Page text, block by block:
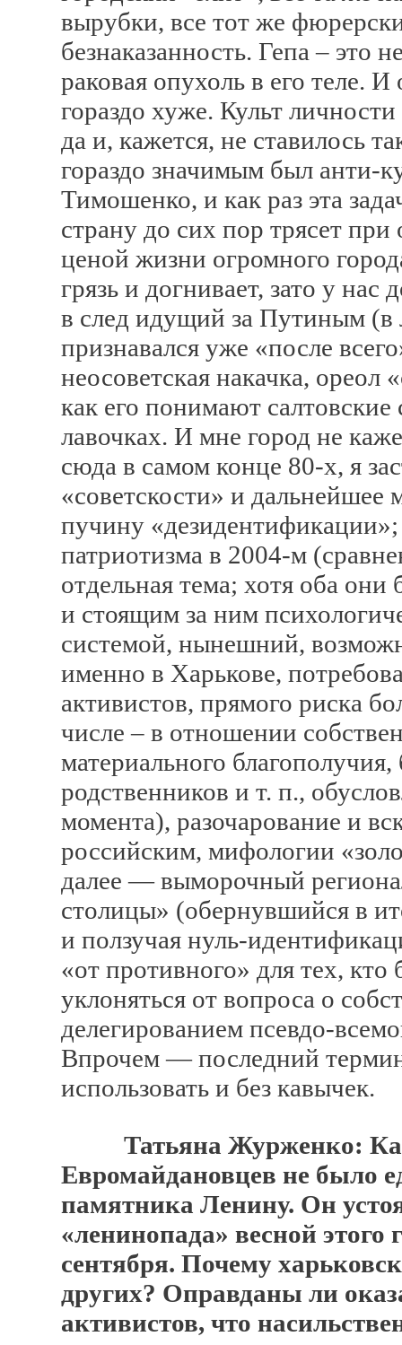
вырубки, все тот же
безнаказанность. Гепа – это
раковая опухоль в его теле.
гораздо хуже. Культ
да и, кажется, не ставилось
гораздо значимым был анти-
Тимошенко, и как раз эта
страну до сих пор трясет
ценой жизни огромного
грязь и догнивает, зато у
в след идущий за Путиным
признавался уже «после
неосоветская накачка, ореол
как его понимают
лавочках. И мне город не
сюда в самом конце 80-х, я
«советскости» и дальнейшее
пучину
патриотизма в 2004-м
отдельная тема; хотя оба
и стоящим за ним
системой, нынешний,
именно в Харькове,
активистов, прямого риска
числе – в отношении
материального
родственников и т. п.,
момента), разочарование и
российским, мифологии
далее — выморочный
столицы» (обернувшийся в
и ползучая нуль-
«от противного» для тех, кто
уклоняться от вопроса о
делегированием псевдо-
Впрочем — последний
использовать и без кавычек.
Татьяна Журженко:
Евромайдановцев не было
памятника Ленину. Он
«ленинопада» весной этого
сентября. Почему
других? Оправданы ли
активистов, что